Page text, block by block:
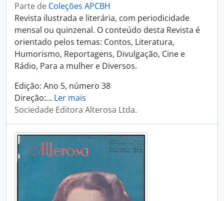
Parte de Coleções APCBH
Revista ilustrada e literária, com periodicidade
mensal ou quinzenal. O conteúdo desta Revista é
orientado pelos temas: Contos, Literatura,
Humorismo, Reportagens, Divulgação, Cine e
Rádio, Para a mulher e Diversos.
Edição: Ano 5, número 38
Direção:… Ler mais
Sociedade Editora Alterosa Ltda.